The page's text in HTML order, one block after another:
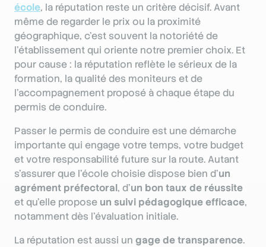
école, la réputation reste un critère décisif. Avant
même de regarder le prix ou la proximité
géographique, c’est souvent la notoriété de
l’établissement qui oriente notre premier choix. Et
pour cause : la réputation reflète le sérieux de la
formation, la qualité des moniteurs et de
l’accompagnement proposé à chaque étape du
permis de conduire.
Passer le permis de conduire est une démarche
importante qui engage votre temps, votre budget
et votre responsabilité future sur la route. Autant
s’assurer que l’école choisie dispose bien d’un
agrément préfectoral, d’un bon taux de réussite
et qu’elle propose un suivi pédagogique efficace,
notamment dès l’évaluation initiale.
La réputation est aussi un gage de transparence.